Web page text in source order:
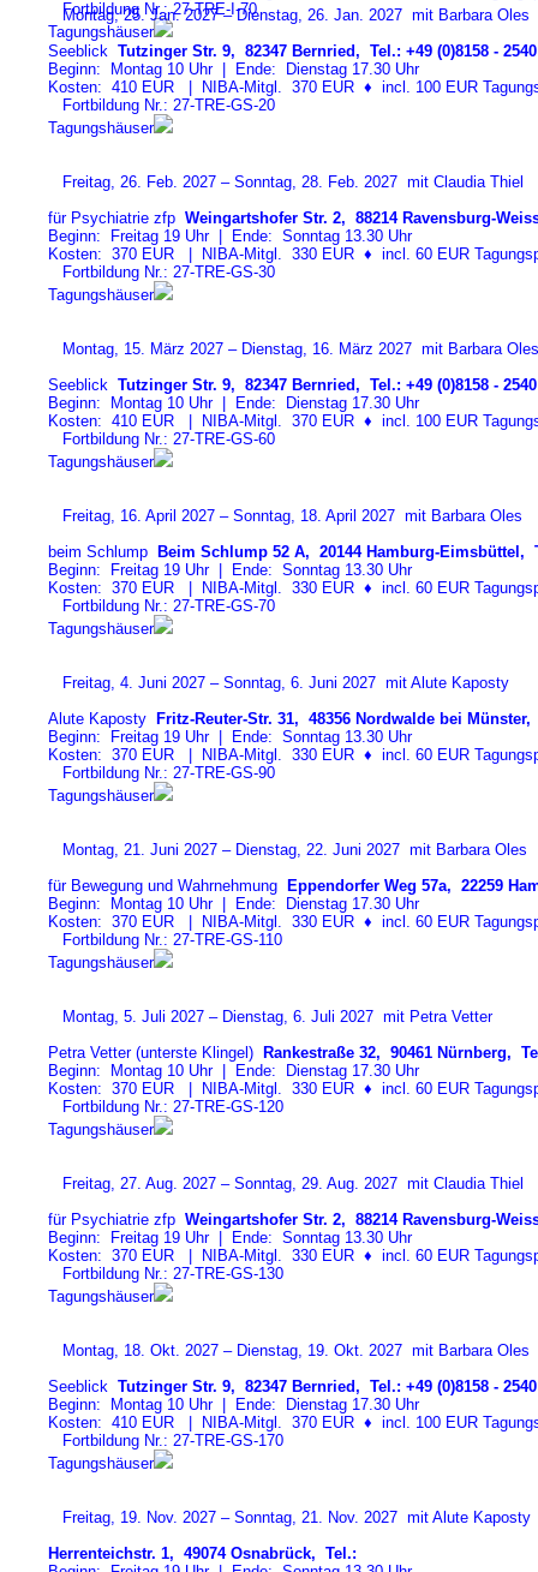
Fortbildung Nr.: 27-TRE-I-70
Tagungshäuser
Montag, 25. Jan. 2027 – Dienstag, 26. Jan. 2027 mit Barbara Oles
Seeblick Tutzinger Str. 9, 82347 Bernried, Tel.: +49 (0)8158 - 2540
Beginn: Montag 10 Uhr | Ende: Dienstag 17.30 Uhr
Kosten: 410 EUR | NIBA-Mitgl. 370 EUR ♦ incl. 100 EUR
Fortbildung Nr.: 27-TRE-GS-20
Tagungshäuser
Freitag, 26. Feb. 2027 – Sonntag, 28. Feb. 2027 mit Claudia Thiel
für Psychiatrie zfp Weingartshofer Str. 2, 88214 Ravensburg-
Beginn: Freitag 19 Uhr | Ende: Sonntag 13.30 Uhr
Kosten: 370 EUR | NIBA-Mitgl. 330 EUR ♦ incl. 60 EUR
Fortbildung Nr.: 27-TRE-GS-30
Tagungshäuser
Montag, 15. März 2027 – Dienstag, 16. März 2027 mit Barbara Oles
Seeblick Tutzinger Str. 9, 82347 Bernried, Tel.: +49 (0)8158 - 2540
Beginn: Montag 10 Uhr | Ende: Dienstag 17.30 Uhr
Kosten: 410 EUR | NIBA-Mitgl. 370 EUR ♦ incl. 100 EUR
Fortbildung Nr.: 27-TRE-GS-60
Tagungshäuser
Freitag, 16. April 2027 – Sonntag, 18. April 2027 mit Barbara Oles
beim Schlump
Beim Schlump 52 A, 20144 Hamburg-Eimsbüttel,
Beginn: Freitag 19 Uhr | Ende: Sonntag 13.30 Uhr
Kosten: 370 EUR | NIBA-Mitgl. 330 EUR ♦ incl. 60 EUR
Fortbildung Nr.: 27-TRE-GS-70
Tagungshäuser
Freitag, 4. Juni 2027 – Sonntag, 6. Juni 2027 mit Alute Kaposty
Alute Kaposty
Fritz-Reuter-Str. 31, 48356 Nordwalde bei Münster,
Beginn: Freitag 19 Uhr | Ende: Sonntag 13.30 Uhr
Kosten: 370 EUR | NIBA-Mitgl. 330 EUR ♦ incl. 60 EUR
Fortbildung Nr.: 27-TRE-GS-90
Tagungshäuser
Montag, 21. Juni 2027 – Dienstag, 22. Juni 2027 mit Barbara Oles
für Bewegung und Wahrnehmung
Eppendorfer Weg 57a, 22259
Beginn: Montag 10 Uhr | Ende: Dienstag 17.30 Uhr
Kosten: 370 EUR | NIBA-Mitgl. 330 EUR ♦ incl. 60 EUR
Fortbildung Nr.: 27-TRE-GS-110
Tagungshäuser
Montag, 5. Juli 2027 – Dienstag, 6. Juli 2027 mit Petra Vetter
Petra Vetter (unterste Klingel)
Rankestraße 32, 90461 Nürnberg,
Beginn: Montag 10 Uhr | Ende: Dienstag 17.30 Uhr
Kosten: 370 EUR | NIBA-Mitgl. 330 EUR ♦ incl. 60 EUR
Fortbildung Nr.: 27-TRE-GS-120
Tagungshäuser
Freitag, 27. Aug. 2027 – Sonntag, 29. Aug. 2027 mit Claudia Thiel
für Psychiatrie zfp Weingartshofer Str. 2, 88214 Ravensburg-
Beginn: Freitag 19 Uhr | Ende: Sonntag 13.30 Uhr
Kosten: 370 EUR | NIBA-Mitgl. 330 EUR ♦ incl. 60 EUR
Fortbildung Nr.: 27-TRE-GS-130
Tagungshäuser
Montag, 18. Okt. 2027 – Dienstag, 19. Okt. 2027 mit Barbara Oles
Seeblick Tutzinger Str. 9, 82347 Bernried, Tel.: +49 (0)8158 - 2540
Beginn: Montag 10 Uhr | Ende: Dienstag 17.30 Uhr
Kosten: 410 EUR | NIBA-Mitgl. 370 EUR ♦ incl. 100 EUR
Fortbildung Nr.: 27-TRE-GS-170
Tagungshäuser
Freitag, 19. Nov. 2027 – Sonntag, 21. Nov. 2027 mit Alute Kaposty
Herrenteichstr. 1, 49074 Osnabrück, Tel.: